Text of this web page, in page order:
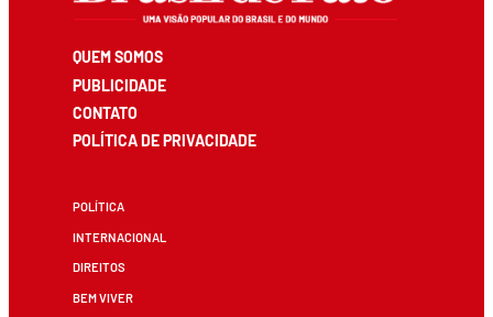
QUEM SOMOS
PUBLICIDADE
CONTATO
POLÍTICA DE PRIVACIDADE
POLÍTICA
INTERNACIONAL
DIREITOS
BEM VIVER